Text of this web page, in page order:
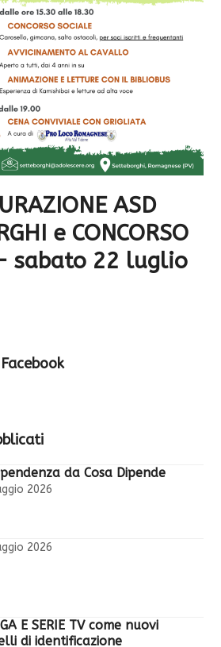
ASD
e CONCORSO
sabato 22 luglio
da Cosa Dipende
2026
2026
E SERIE TV come nuovi
di identificazione